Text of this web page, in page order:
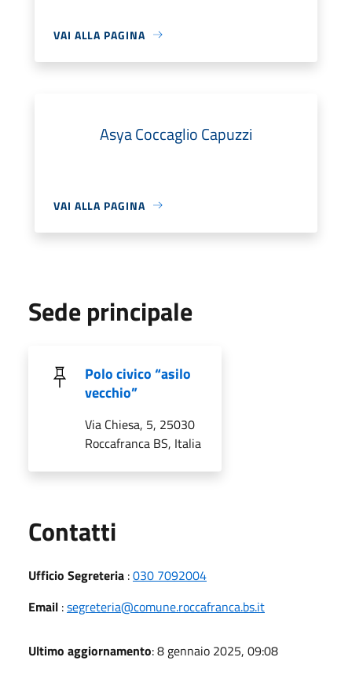
VAI ALLA PAGINA
Asya Coccaglio Capuzzi
VAI ALLA PAGINA
Sede principale
Polo civico “asilo
vecchio”
Via Chiesa, 5, 25030
Roccafranca BS, Italia
Contatti
Ufficio Segreteria :030 7092004
Email :segreteria@comune.roccafranca.bs.it
Ultimo aggiornamento: 8 gennaio 2025, 09:08